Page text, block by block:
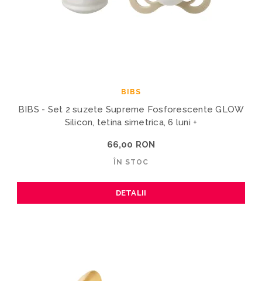
BIBS
BIBS - Set 2 suzete Supreme Fosforescente GLOW
Silicon, tetina simetrica, 6 luni +
66,00 RON
ÎN STOC
DETALII